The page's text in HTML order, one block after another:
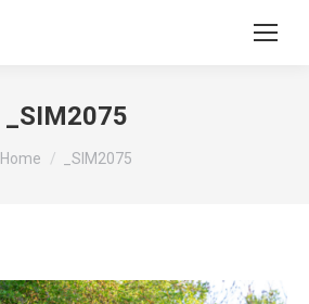
_SIM2075
You are here:
Home _SIM2075